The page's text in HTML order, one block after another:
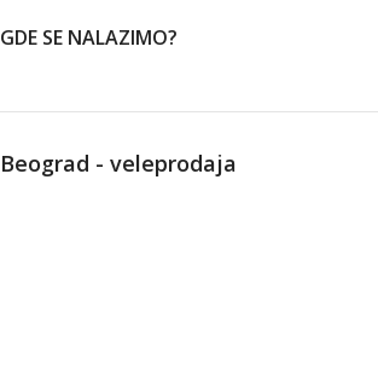
GDE SE NALAZIMO?
Beograd - veleprodaja